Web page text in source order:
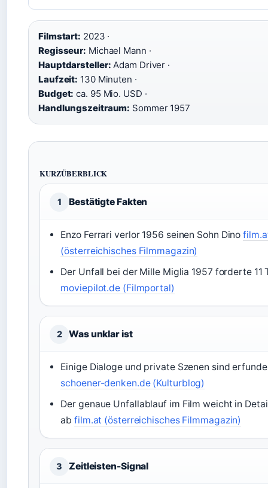
Filmstart: 2023 ·
Regisseur: Michael Mann ·
Hauptdarsteller: Adam Driver ·
Laufzeit: 130 Minuten ·
Budget: ca. 95 Mio. USD ·
Handlungszeitraum: Sommer 1957
KURZÜBERBLICK
1 Bestätigte Fakten
Enzo Ferrari verlor 1956 seinen Sohn Dino
(österreichisches Filmmagazin)
Der Unfall bei der Mille Miglia 1957 forderte 11
moviepilot.de (Filmportal)
2 Was unklar ist
Einige Dialoge und private Szenen sind
schoener-denken.de (Kulturblog)
Der genaue Unfallablauf im Film weicht in
abfilm.at (österreichisches Filmmagazin)
3 Zeitleisten-Signal